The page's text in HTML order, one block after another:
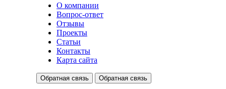
О компании
Вопрос-ответ
Отзывы
Проекты
Статьи
Контакты
Карта сайта
Обратная связь Обратная связь